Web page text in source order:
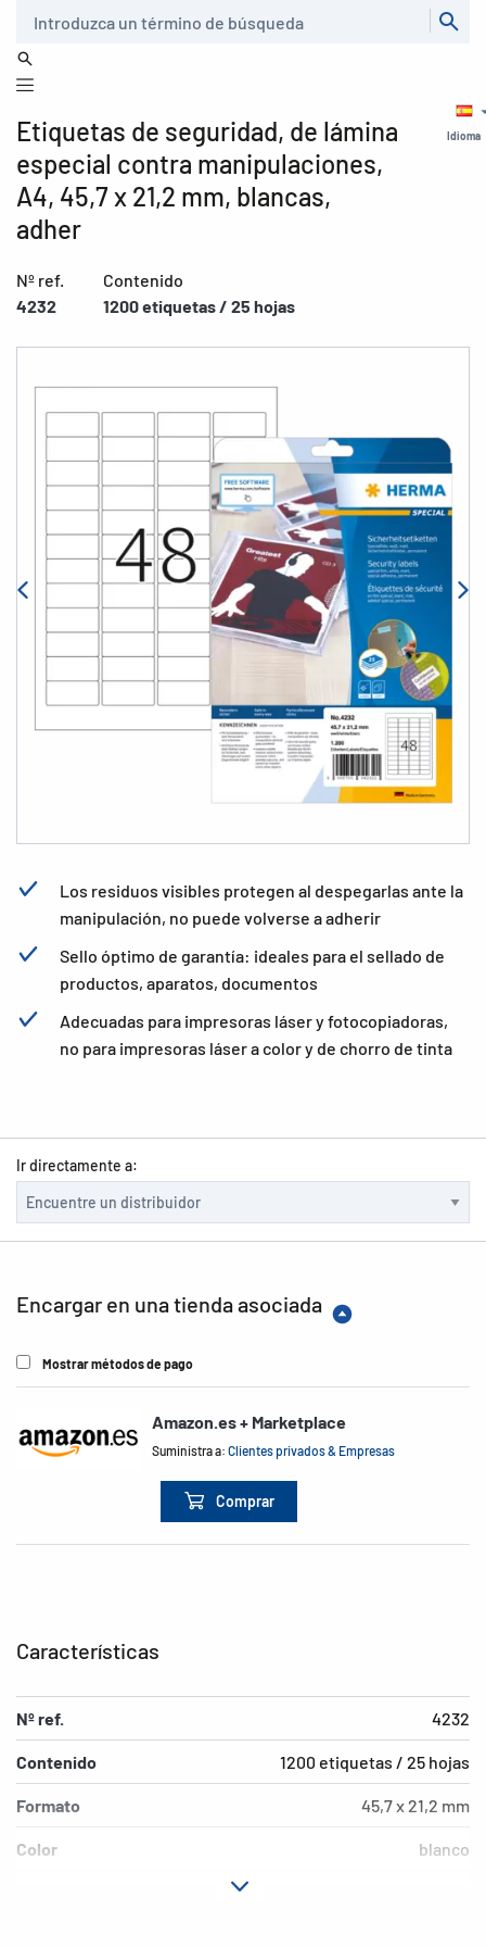
Idioma
Etiquetas de seguridad, de lámina
especial contra manipulaciones,
A4, 45,7 x 21,2 mm, blancas,
adher
Nº ref.
4232
Contenido
1200 etiquetas / 25 hojas
Los residuos visibles protegen al despegarlas ante la
manipulación, no puede volverse a adherir
Sello óptimo de garantía: ideales para el sellado de
productos, aparatos, documentos
Adecuadas para impresoras láser y fotocopiadoras,
no para impresoras láser a color y de chorro de tinta
Ir directamente a:
Encargar en una tienda asociada
Mostrar métodos de pago
Amazon.es + Marketplace
Suministra a:Clientes privados & Empresas
Comprar
Características
Nº ref. 4232
Contenido 1200 etiquetas / 25 hojas
Formato 45,7 x 21,2 mm
Color blanco